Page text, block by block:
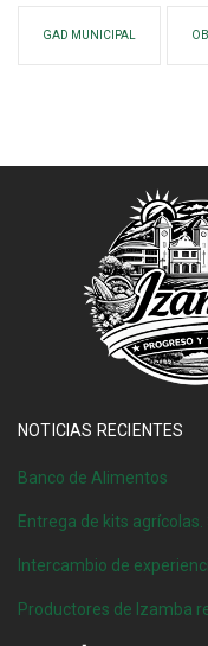
GAD MUNICIPAL
NOTICIAS RECIENTES
Banco de Alimentos
Entrega de kits
Intercambio de
Productores de Izamba